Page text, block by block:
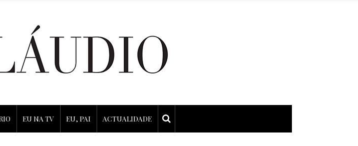
EU NA TV EU, PAI ACTUALIDADE